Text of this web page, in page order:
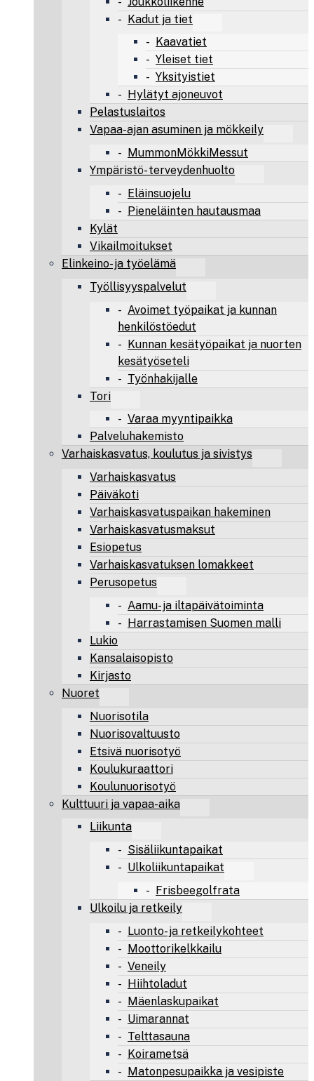
Kadut ja tiet
Kaavatiet
Yleiset tiet
Yksityistiet
Hylätyt ajoneuvot
Pelastuslaitos
Vapaa-ajan asuminen ja mökkeily
MummonMökkiMessut
Ympäristö- terveydenhuolto
Eläinsuojelu
Pieneläinten hautausmaa
Kylät
Vikailmoitukset
Elinkeino- ja työelämä
Työllisyyspalvelut
Avoimet työpaikat ja kunnan
henkilöstöedut
Kunnan kesätyöpaikat ja nuorten
kesätyöseteli
Työnhakijalle
Tori
Varaa myyntipaikka
Palveluhakemisto
Varhaiskasvatus, koulutus ja sivistys
Varhaiskasvatus
Päiväkoti
Varhaiskasvatuspaikan hakeminen
Varhaiskasvatusmaksut
Esiopetus
Varhaiskasvatuksen lomakkeet
Perusopetus
Aamu- ja iltapäivätoiminta
Harrastamisen Suomen malli
Lukio
Kansalaisopisto
Kirjasto
Nuoret
Nuorisotila
Nuorisovaltuusto
Etsivä nuorisotyö
Koulukuraattori
Koulunuorisotyö
Kulttuuri ja vapaa-aika
Liikunta
Sisäliikuntapaikat
Ulkoliikuntapaikat
Frisbeegolfrata
Ulkoilu ja retkeily
Luonto- ja retkeilykohteet
Moottorikelkkailu
Veneily
Hiihtoladut
Mäenlaskupaikat
Uimarannat
Telttasauna
Koirametsä
Matonpesupaikka ja vesipiste